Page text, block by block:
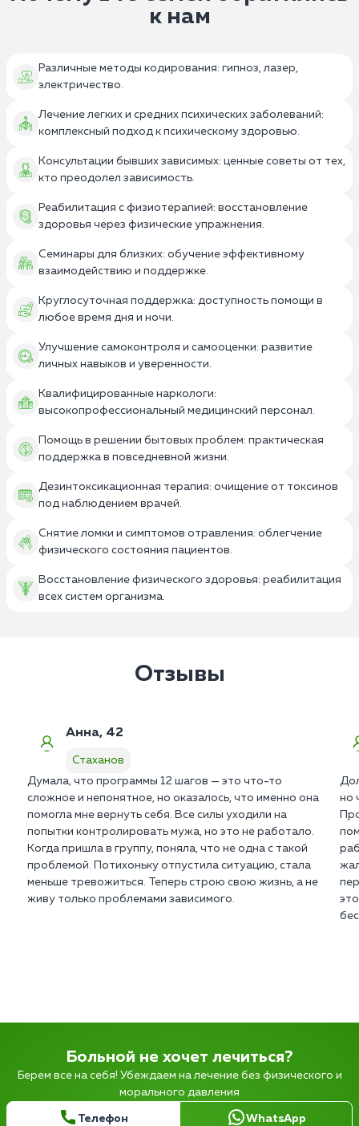
к нам
Различные методы кодирования: гипноз, лазер,
электричество.
Лечение легких и средних психических заболеваний:
комплексный подход к психическому здоровью.
Консультации бывших зависимых: ценные советы от тех,
кто преодолел зависимость.
Реабилитация с физиотерапией: восстановление
здоровья через физические упражнения.
Семинары для близких: обучение эффективному
взаимодействию и поддержке.
Круглосуточная поддержка: доступность помощи в
любое время дня и ночи.
Улучшение самоконтроля и самооценки: развитие
личных навыков и уверенности.
Квалифицированные наркологи:
высокопрофессиональный медицинский персонал.
Помощь в решении бытовых проблем: практическая
поддержка в повседневной жизни.
Дезинтоксикационная терапия: очищение от токсинов
под наблюдением врачей.
Снятие ломки и симптомов отравления: облегчение
физического состояния пациентов.
Восстановление физического здоровья: реабилитация
всех систем организма.
Отзывы
Анна, 42
Стаханов
Думала, что программы 12 шагов — это что-то
сложное и непонятное, но оказалось, что именно она
помогла мне вернуть себя. Все силы уходили на
попытки контролировать мужа, но это не работало.
Когда пришла в группу, поняла, что не одна с такой
проблемой. Потихоньку отпустила ситуацию, стала
меньше тревожиться. Теперь строю свою жизнь, а не
живу только проблемами зависимого.
но
Больной не хочет лечиться?
Берем все на себя! Убеждаем на лечение без физического и
морального давления
Телефон WhatsApp